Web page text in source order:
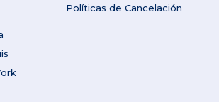
Políticas de Cancelación